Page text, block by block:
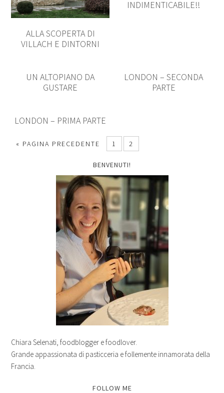
ALLA SCOPERTA DI
VILLACH E DINTORNI
INDIMENTICABILE!!
UN ALTOPIANO DA
GUSTARE
LONDON – SECONDA
PARTE
LONDON – PRIMA PARTE
« PAGINA PRECEDENTE 1 2
BENVENUTI!
Chiara Selenati, foodblogger e foodlover.
Grande appassionata di pasticceria e follemente innamorata della
Francia.
FOLLOW ME